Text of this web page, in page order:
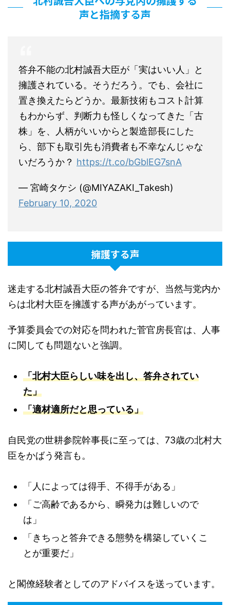
声と指摘する声
答弁不能の北村誠吾大臣が「実はいい人」と
擁護されている。そうだろう。でも、会社に
置き換えたらどうか。最新技術もコスト計算
もわからず、判断力も怪しくなってきた「古
株」を、人柄がいいからと製造部長にした
ら、部下も取引先も消費者も不幸なんじゃな
いだろうか？ https://t.co/bGblEG7snA
— 宮崎タケシ (@MIYAZAKI_Takesh)
February 10, 2020
擁護する声
迷走する北村誠吾大臣の答弁ですが、当然与党内か
らは北村大臣を擁護する声があがっています。
予算委員会での対応を問われた菅官房長官は、人事
に関しても問題ないと強調。
「北村大臣らしい味を出し、答弁されてい
た」
「適材適所だと思っている」
自民党の世耕参院幹事長に至っては、73歳の北村大
臣をかばう発言も。
「人によっては得手、不得手がある」
「ご高齢であるから、瞬発力は難しいので
は」
「きちっと答弁できる態勢を構築していくこ
とが重要だ」
と閣僚経験者としてのアドバイスを送っています。